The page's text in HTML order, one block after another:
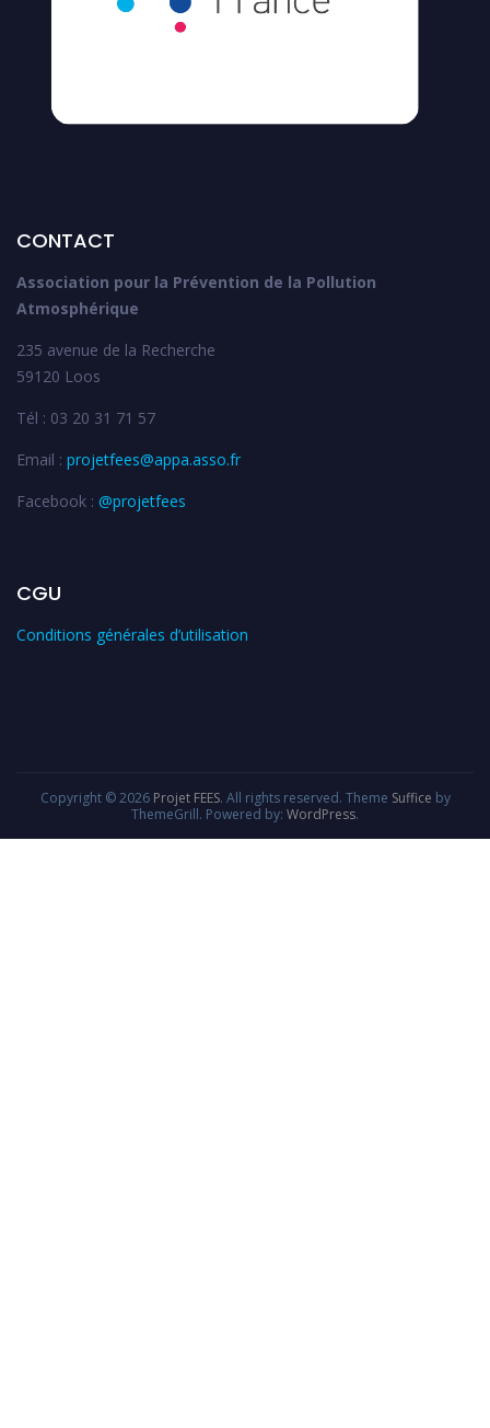
CONTACT
Association pour la Prévention de la Pollution
Atmosphérique
235 avenue de la Recherche
59120 Loos
Tél : 03 20 31 71 57
Email : projetfees@appa.asso.fr
Facebook : @projetfees
CGU
Conditions générales d’utilisation
Copyright © 2026 Projet FEES. All rights reserved. Theme Suffice by
ThemeGrill. Powered by: WordPress.